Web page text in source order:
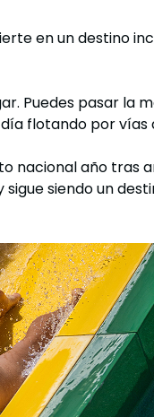
en un destino
Puedes pasar la
flotando por vías
nacional año tras
sigue siendo un